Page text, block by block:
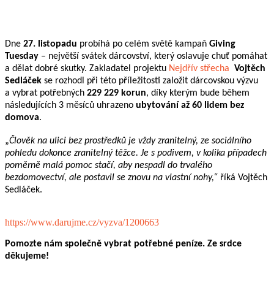
Dne 27. listopadu probíhá po celém světě kampaň Giving
Tuesday – největší svátek dárcovství, který oslavuje chuť pomáhat
a dělat dobré skutky. Zakladatel projektu Nejdřív střecha Vojtěch
Sedláček se rozhodl při této příležitosti založit dárcovskou výzvu
a vybrat potřebných 229 229 korun, díky kterým bude během
následujících 3 měsíců uhrazeno ubytování až 60 lidem bez
domova.
„Člověk na ulici bez prostředků je vždy zranitelný, ze sociálního
pohledu dokonce zranitelný těžce. Je s podivem, v kolika případech
poměrně malá pomoc stačí, aby nespadl do trvalého
bezdomovectví, ale postavil se znovu na vlastní nohy,“ říká Vojtěch
Sedláček.
https://www.darujme.cz/vyzva/1200663
Pomozte nám společně vybrat potřebné peníze. Ze srdce
děkujeme!